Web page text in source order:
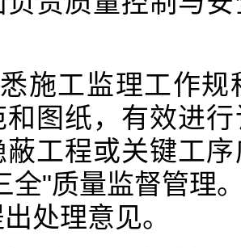
施工监理工作
和图纸，有效进
蔽工程或关键工
全"质量监督管理
处理意见。